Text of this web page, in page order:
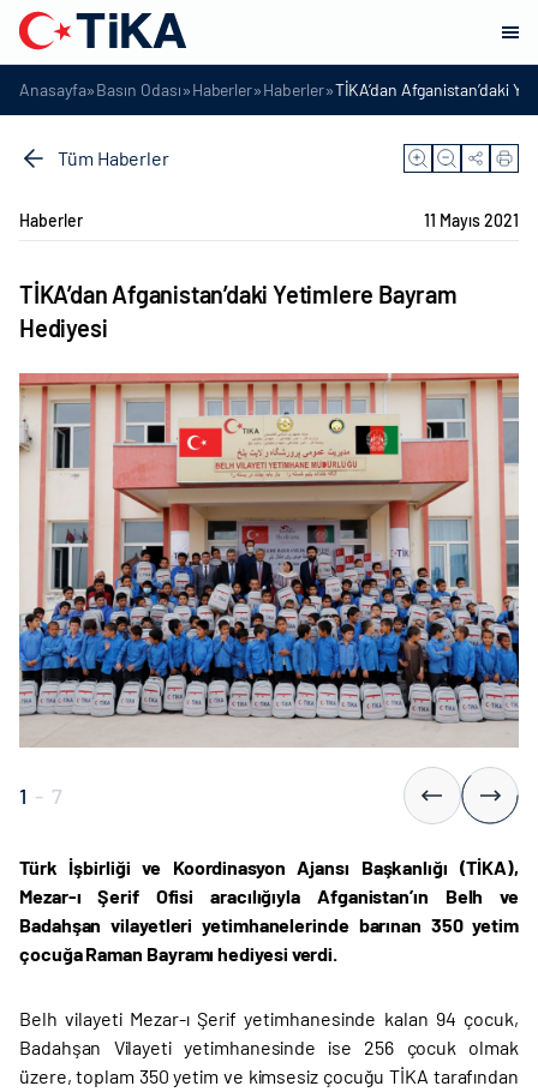
Anasayfa»Basın Odası»Haberler»Haberler»TİKA’dan Afganistan’daki
Tüm Haberler
Haberler 11 Mayıs 2021
TİKA’dan Afganistan’daki Yetimlere Bayram
Hediyesi
1 - 7
Türk İşbirliği ve Koordinasyon Ajansı Başkanlığı (TİKA),
Mezar-ı Şerif Ofisi aracılığıyla Afganistan’ın Belh ve
Badahşan vilayetleri yetimhanelerinde barınan 350 yetim
çocuğa Raman Bayramı hediyesi verdi.
Belh vilayeti Mezar-ı Şerif yetimhanesinde kalan 94 çocuk,
Badahşan Vilayeti yetimhanesinde ise 256 çocuk olmak
üzere, toplam 350 yetim ve kimsesiz çocuğu TİKA tarafından